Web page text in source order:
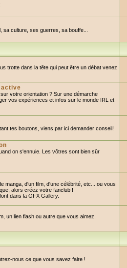
sa culture, ses guerres, sa bouffe...
trotte dans la tête qui peut être un débat venez
votre orientation ? Sur une démarche
vos expériences et infos sur le monde IRL et
tes boutons, viens par ici demander conseil!
on s'ennuie. Les vôtres sont bien sûr
manga, d'un film, d'une célébrité, etc... ou vous
alors créez votre fanclub !
dans la GFX Gallery.
un lien flash ou autre que vous aimez.
nous ce que vous savez faire !